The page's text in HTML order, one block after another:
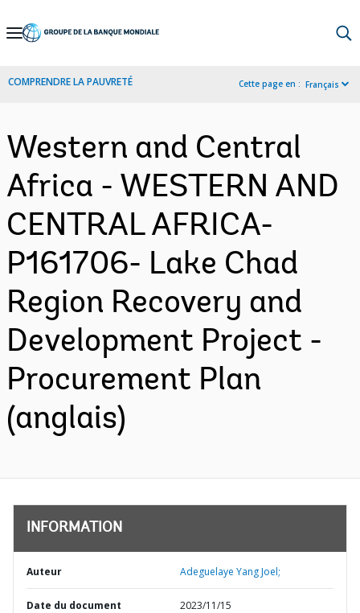
Skip
Navigation
COMPRENDRE LA PAUVRETÉ Cette page en : Français
Western and Central
Africa - WESTERN AND
CENTRAL AFRICA-
P161706- Lake Chad
Region Recovery and
Development Project -
Procurement Plan
(anglais)
INFORMATION
Auteur Adeguelaye Yang Joel;
Date du document 2023/11/15